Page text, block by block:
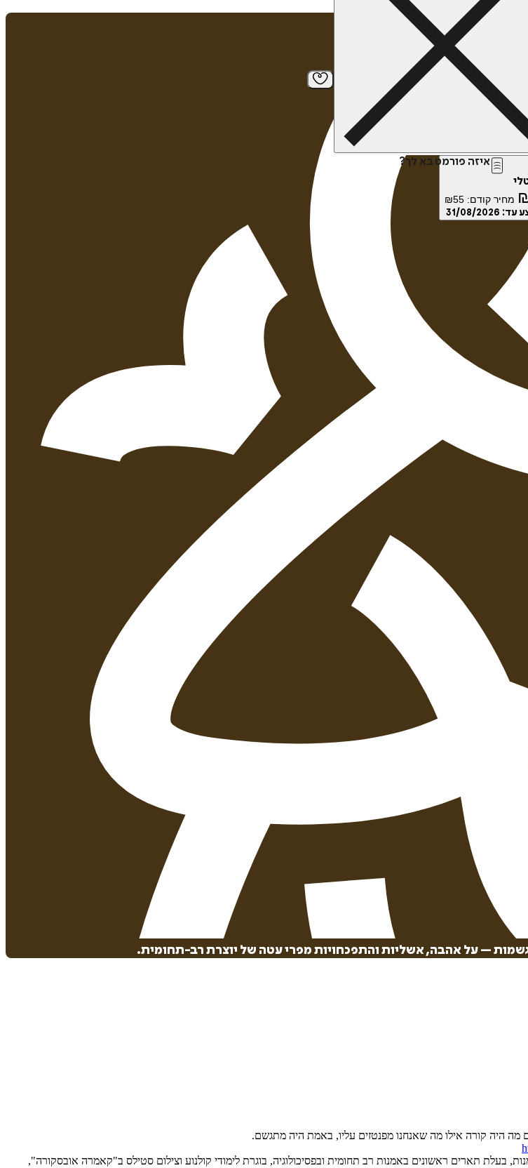
איזה פורמט בא לך?
מחיר קודם: ₪55
עד: 31/08/2026
– על אהבה, אשליות והתפכחויות מפרי עטה של יוצרת רב-תחומית.
מה היה קורה אילו מה שאנחנו מפנטזים עליו, באמת היה מתגשם.
תארים ראשונים באמנות רב תחומית ובפסיכולוגיה, בוגרת לימודי קולנוע וצילום סטילס ב"קאמרה אובסקורה",